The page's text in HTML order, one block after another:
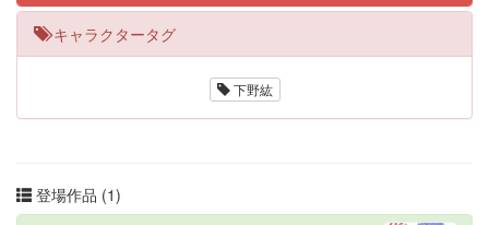
キャラクタータグ
下野紘
登場作品 (1)